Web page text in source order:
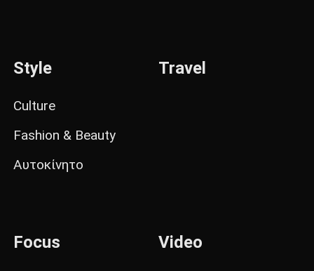
Style
Culture
Fashion & Beauty
Αυτοκίνητο
Travel
Focus Video